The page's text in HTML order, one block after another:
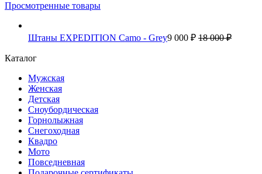
Просмотренные товары
Штаны EXPEDITION Camo - Grey9 000 ₽ 18 000 ₽
Каталог
Мужская
Женская
Детская
Сноубордическая
Горнолыжная
Снегоходная
Квадро
Мото
Повседневная